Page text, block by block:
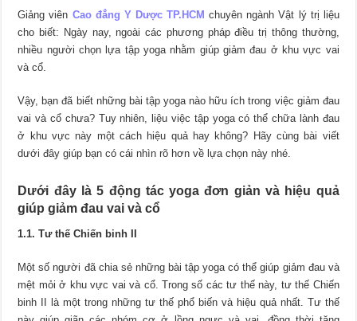
Giảng viên Cao đẳng Y Dược TP.HCM chuyên ngành Vật lý trị liệu
cho biết: Ngày nay, ngoài các phương pháp điều trị thông thường,
nhiều người chọn lựa tập yoga nhằm giúp giảm đau ở khu vực vai
và cổ.
Vậy, bạn đã biết những bài tập yoga nào hữu ích trong việc giảm đau
vai và cổ chưa? Tuy nhiên, liệu việc tập yoga có thể chữa lành đau
ở khu vực này một cách hiệu quả hay không? Hãy cùng bài viết
dưới đây giúp bạn có cái nhìn rõ hơn về lựa chọn này nhé.
Dưới đây là 5 động tác yoga đơn giản và hiệu quả
giúp giảm đau vai và cổ
1.1. Tư thế Chiến binh II
Một số người đã chia sẻ những bài tập yoga có thể giúp giảm đau và
mệt mỏi ở khu vực vai và cổ. Trong số các tư thế này, tư thế Chiến
binh II là một trong những tư thế phổ biến và hiệu quả nhất. Tư thế